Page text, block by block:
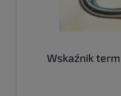
Wskaźnik